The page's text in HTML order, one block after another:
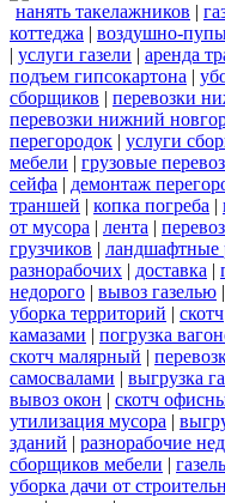
нанять такелажников |
коттеджа | воздушно-
| услуги газели | аренда
подъем гипсокартона |
сборщиков | перевозки
перевозки нижний
перегородок | услуги
мебели | грузовые
сейфа | демонтаж
траншей | копка погреба |
от мусора | лента |
грузчиков | ландшафтные
разнорабочих | доставка |
недорого | вывоз газелью |
уборка территорий | скотч
камазами | погрузка
скотч малярный |
самосвалами | выгрузка
вывоз окон | скотч
утилизация мусора |
зданий | разнорабочие
сборщиков мебели |
уборка дачи от